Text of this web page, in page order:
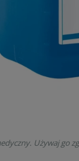
Używaj go